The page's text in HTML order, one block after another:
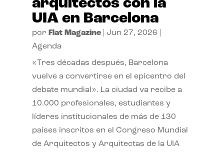
arquitectos con la
UIA en Barcelona
por Flat Magazine| Jun 27, 2026
Agenda
«Tres décadas después, Barcelona
vuelve a convertirse en el epicentro del
debate mundial». La ciudad va recibe a
10.000 profesionales, estudiantes y
líderes institucionales de más de 130
países inscritos en el Congreso Mundial
de Arquitectos y Arquitectas de la UIA